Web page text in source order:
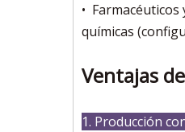
•
químicas
Ventajas
1. Producción